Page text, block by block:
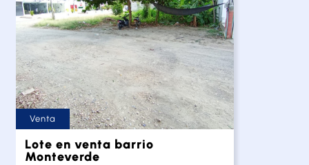
Venta
Lote en venta barrio
Monteverde